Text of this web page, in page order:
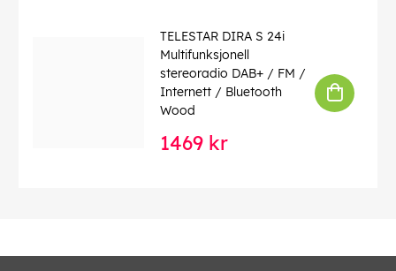
TELESTAR DIRA S 24i
Multifunksjonell
stereoradio DAB+ / FM /
Internett / Bluetooth
Wood
1469 kr